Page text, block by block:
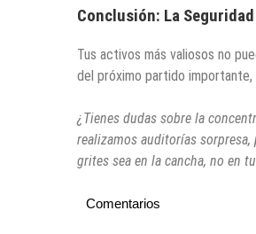
Conclusión: La
Tus activos más valiosos no
del próximo partido importante,
¿Tienes dudas sobre la
realizamos auditorías
grites sea en la cancha, no en
Comentarios